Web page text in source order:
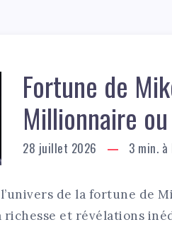
Fortune de
Millionnaire
28 juillet 2026 3 min.
de la fortune de
richesse et révélations